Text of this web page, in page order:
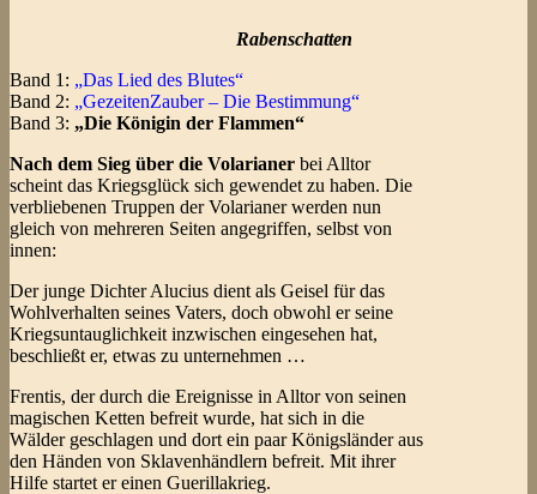
Rabenschatten
Band 1: „Das Lied des Blutes“
Band 2: „GezeitenZauber – Die Bestimmung“
Band 3: „Die Königin der Flammen“
Nach dem Sieg über die Volarianer bei Alltor
scheint das Kriegsglück sich gewendet zu haben. Die
verbliebenen Truppen der Volarianer werden nun
gleich von mehreren Seiten angegriffen, selbst von
innen:
Der junge Dichter Alucius dient als Geisel für das
Wohlverhalten seines Vaters, doch obwohl er seine
Kriegsuntauglichkeit inzwischen eingesehen hat,
beschließt er, etwas zu unternehmen …
Frentis, der durch die Ereignisse in Alltor von seinen
magischen Ketten befreit wurde, hat sich in die
Wälder geschlagen und dort ein paar Königsländer aus
den Händen von Sklavenhändlern befreit. Mit ihrer
Hilfe startet er einen Guerillakrieg.